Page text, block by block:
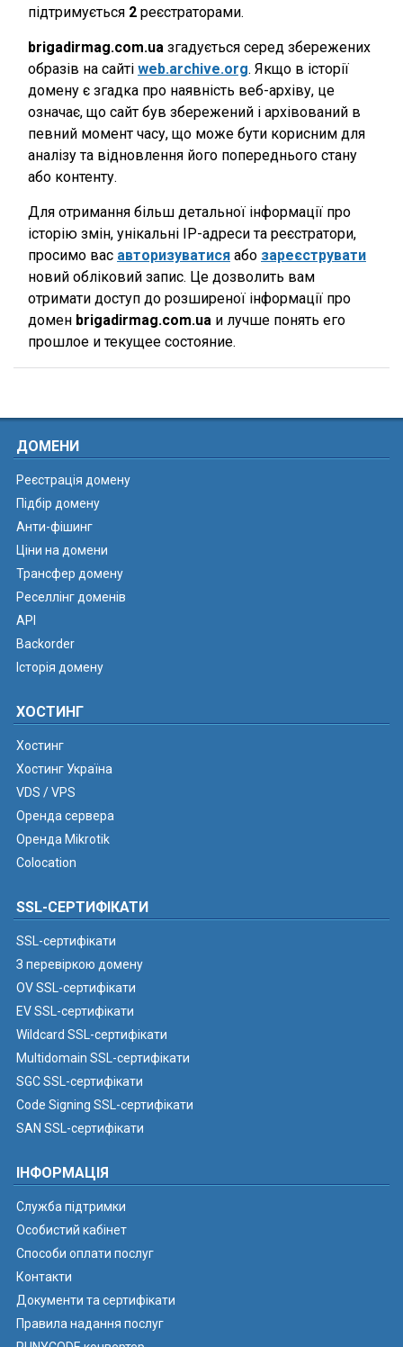
підтримується 2 реєстраторами.
brigadirmag.com.ua згадується серед збережених
образів на сайті web.archive.org. Якщо в історії
домену є згадка про наявність веб-архіву, це
означає, що сайт був збережений і архівований в
певний момент часу, що може бути корисним для
аналізу та відновлення його попереднього стану
або контенту.
Для отримання більш детальної інформації про
історію змін, унікальні IP-адреси та реєстратори,
просимо вас авторизуватися або зареєструвати
новий обліковий запис. Це дозволить вам
отримати доступ до розширеної інформації про
домен brigadirmag.com.ua и лучше понять его
прошлое и текущее состояние.
ДОМЕНИ
Реєстрація домену
Підбір домену
Анти-фішинг
Ціни на домени
Трансфер домену
Реселлінг доменів
API
Backorder
Історія домену
ХОСТИНГ
Хостинг
Хостинг Україна
VDS / VPS
Оренда сервера
Оренда Mikrotik
Colocation
SSL-СЕРТИФІКАТИ
SSL-сертифікати
З перевіркою домену
OV SSL-сертифікати
EV SSL-сертифікати
Wildcard SSL-сертифікати
Multidomain SSL-сертифікати
SGC SSL-сертифікати
Code Signing SSL-сертифікати
SAN SSL-сертифікати
ІНФОРМАЦІЯ
Служба підтримки
Особистий кабінет
Способи оплати послуг
Контакти
Документи та сертифікати
Правила надання послуг